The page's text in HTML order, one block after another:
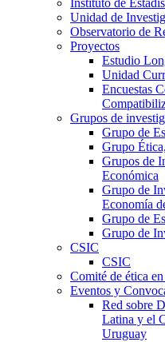
Unidad de
Observatorio de
Proyectos
Estudio
Unidad
Encuestas
Grupos de
Grupo de
Grupo
Grupos de
Económica
Grupo de
Economía
Grupo de
Grupo de
CSIC
CSIC
Comité de ética
Eventos y
Red sobre
Latina y el
Uruguay